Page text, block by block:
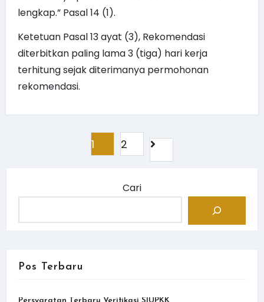
lengkap.” Pasal 14 (1).
Ketetuan Pasal 13 ayat (3), Rekomendasi
diterbitkan paling lama 3 (tiga) hari kerja
terhitung sejak diterimanya permohonan
rekomendasi.
Paginasi
pos
1 2
Cari
Pos Terbaru
Persyaratan Terbaru Verifikasi SIUPKK